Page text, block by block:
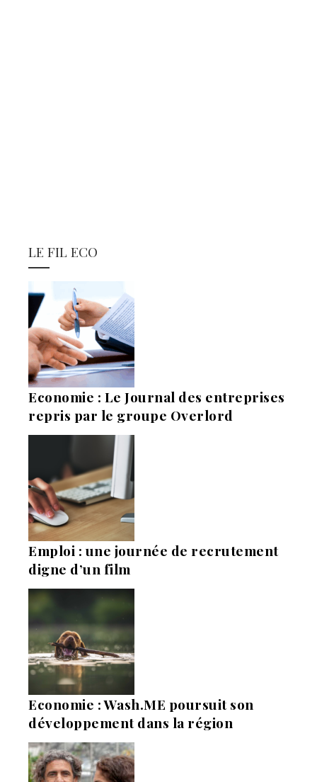
LE FIL ECO
Economie : Le Journal des entreprises
repris par le groupe Overlord
Emploi : une journée de recrutement
digne d’un film
Economie : Wash.ME poursuit son
développement dans la région